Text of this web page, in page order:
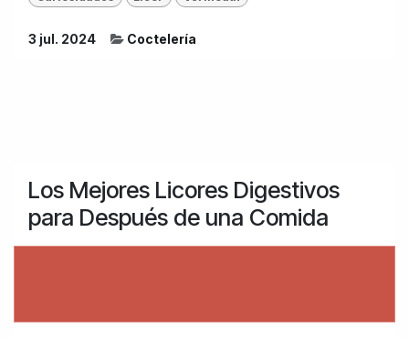
3 jul. 2024 Coctelería
Los Mejores Licores Digestivos
para Después de una Comida